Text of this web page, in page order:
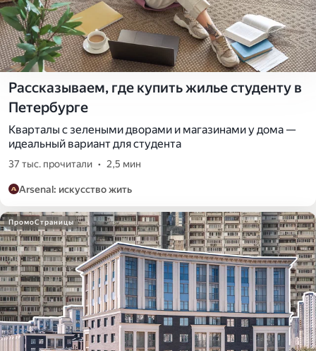
Рассказываем, где купить жилье студенту в
Петербурге
Кварталы с зелеными дворами и магазинами у дома —
идеальный вариант для студента
37 тыс. прочитали • 2,5 мин
Arsenal: искусство жить
ПромоСтраницы